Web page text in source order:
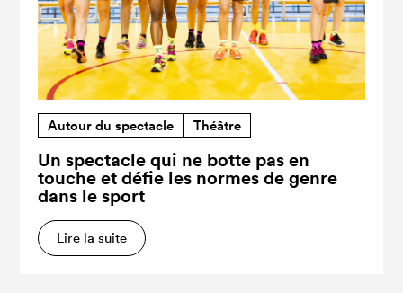
Autour du spectacle Théâtre
Un spectacle qui ne botte pas en
touche et défie les normes de genre
dans le sport
Lire la suite